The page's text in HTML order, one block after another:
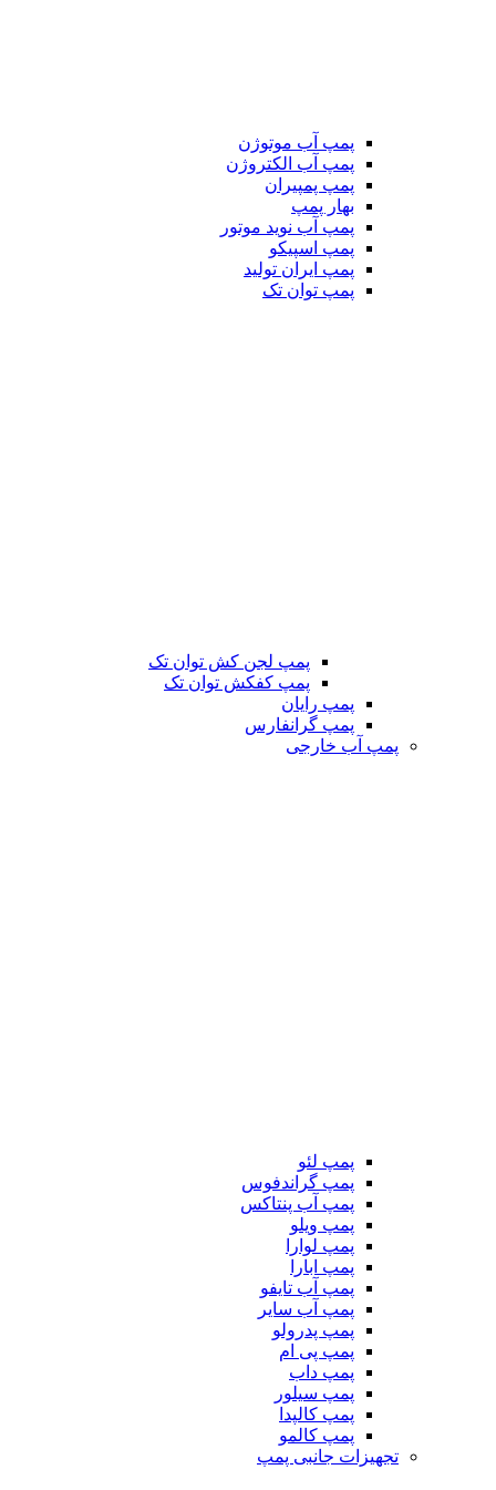
پمپ آب موتوژن
پمپ آب الکتروژن
پمپ پمپیران
بهار پمپ
پمپ آب نوید موتور
پمپ اسپیکو
پمپ ایران تولید
پمپ توان تک
پمپ لجن کش توان تک
پمپ کفکش توان تک
پمپ رایان
پمپ گرانفارس
پمپ آب خارجی
پمپ لئو
پمپ گراندفوس
پمپ آب پنتاکس
پمپ ویلو
پمپ لوارا
پمپ ابارا
پمپ آب تایفو
پمپ آب سایر
پمپ پدرولو
پمپ پی ام
پمپ داب
پمپ سیلور
پمپ کالپدا
پمپ کالمو
تجهیزات جانبی پمپ